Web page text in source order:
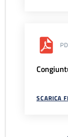
SCARICA